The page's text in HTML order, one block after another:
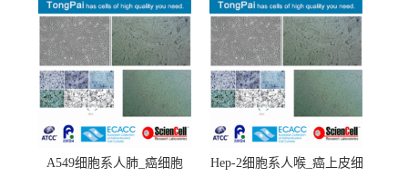
A549细胞系人肺_癌细胞
Hep-2细胞系人喉_癌上皮细